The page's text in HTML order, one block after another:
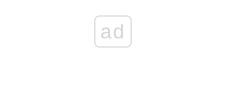
ad